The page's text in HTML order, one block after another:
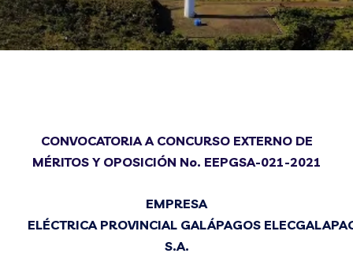
CONVOCATORIA A CONCURSO EXTERNO DE
MÉRITOS Y OPOSICIÓN No. EEPGSA-021-2021
EMPRESA
ELÉCTRICA PROVINCIAL GALÁPAGOS
S.A.